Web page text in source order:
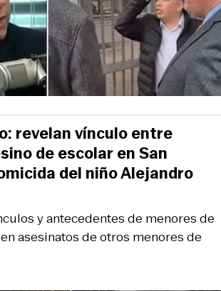
y antecedentes de menores de
asesinatos de otros menores de
revelan vínculo entre
de escolar en San
del niño Alejandro